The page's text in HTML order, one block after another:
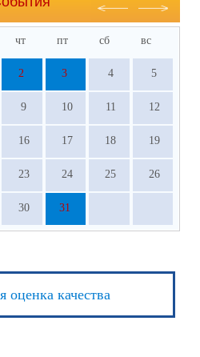
чт пт сб вс
2 3 4 5
9 10 11 12
16 17 18 19
23 24 25 26
30 31
оценка качества